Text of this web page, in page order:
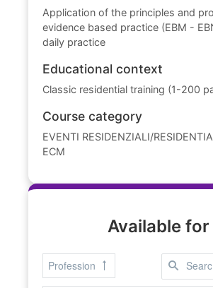
Application of the principles and
evidence based practice (EBM -
daily practice
Educational context
Classic residential training (1-200
Course category
EVENTI RESIDENZIALI/
ECM
Available for
Profession